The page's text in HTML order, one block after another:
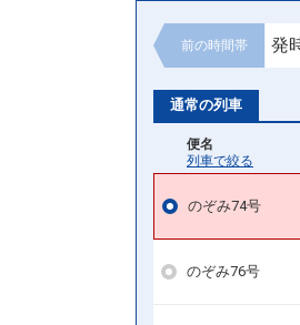
前の時間帯
通常の列車
便名
列車で絞る
のぞみ74号
のぞみ76号